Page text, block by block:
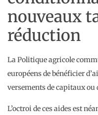
nouveaux
réduction
La Politique agricole
européens de bénéficier
versements de capitaux ou
L’octroi de ces aides est